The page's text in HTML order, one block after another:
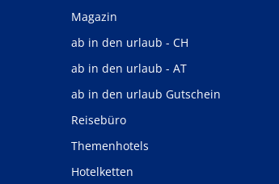
Magazin
ab in den urlaub - CH
ab in den urlaub - AT
ab in den urlaub Gutschein
Reisebüro
Themenhotels
Hotelketten